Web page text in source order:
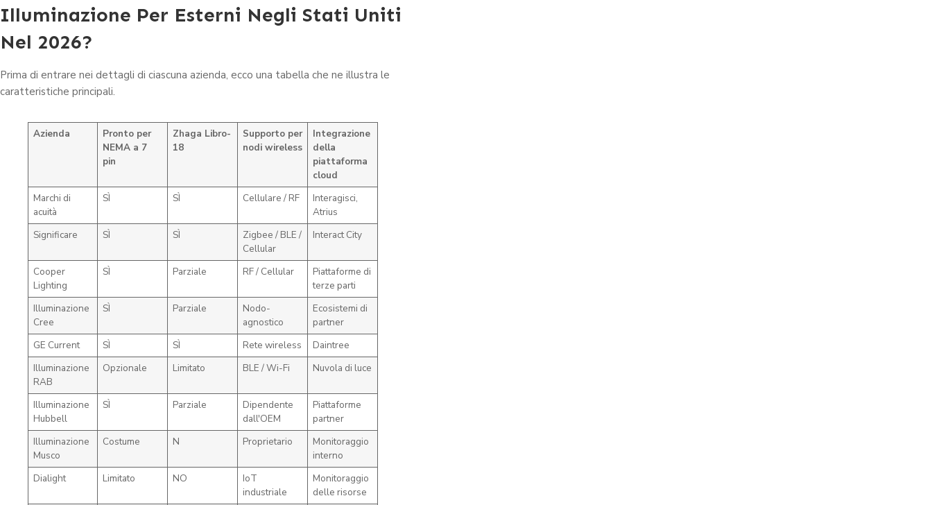
Illuminazione Per Esterni Negli Stati Uniti
Nel 2026?
Prima di entrare nei dettagli di ciascuna azienda, ecco una tabella che ne illustra le
caratteristiche principali.
Azienda
Pronto per
NEMA a 7
pin
Zhaga Libro-
18
Supporto per
nodi wireless
Integrazione
della
piattaforma
cloud
Marchi di
acuità
SÌ SÌ Cellulare / RF
Interagisci,
Atrius
Significare
SÌ SÌ
Zigbee / BLE /
Cellular
Interact City
Cooper
Lighting
SÌ Parziale RF / Cellular
Piattaforme di
terze parti
Illuminazione
Cree
SÌ Parziale
Nodo-
agnostico
Ecosistemi di
partner
GE Current
SÌ SÌ Rete wireless
Daintree
Illuminazione
RAB
Opzionale Limitato BLE / Wi-Fi Nuvola di luce
Illuminazione
Hubbell
SÌ Parziale
Dipendente
dall'OEM
Piattaforme
partner
Illuminazione
Musco
Costume N Proprietario
Monitoraggio
interno
Dialight
Limitato NO
IoT
industriale
Monitoraggio
delle risorse